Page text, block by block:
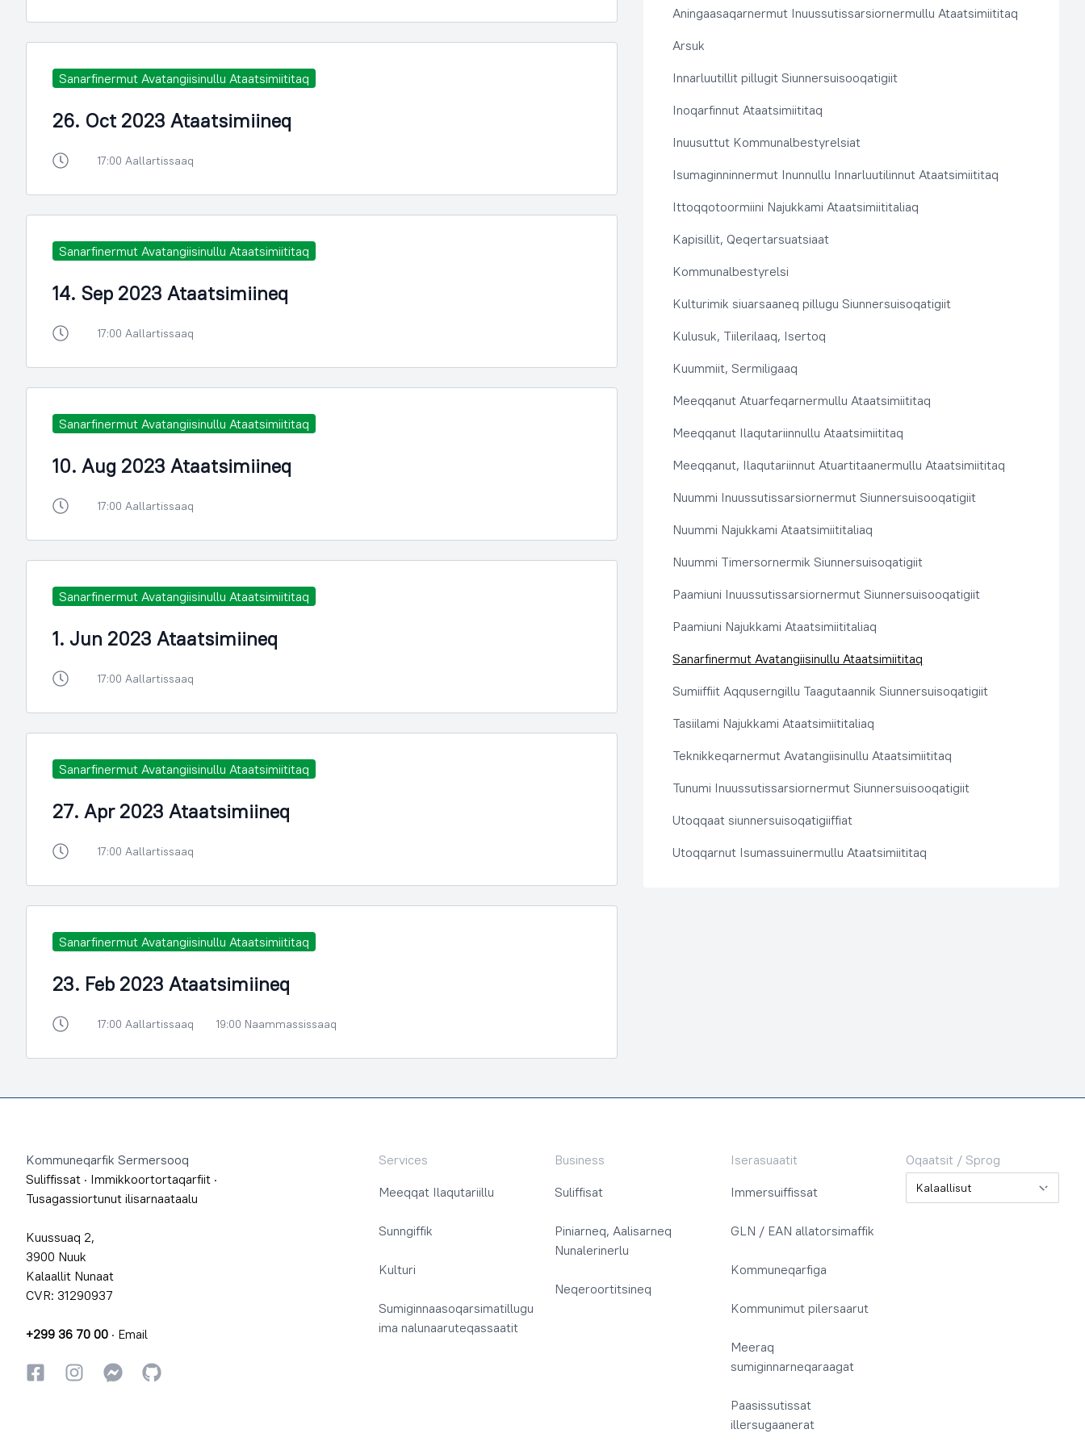
Sanarfinermut Avatangiisinullu Ataatsimiititaq
26. Oct 2023 Ataatsimiineq
17:00 Aallartissaaq
Sanarfinermut Avatangiisinullu Ataatsimiititaq
14. Sep 2023 Ataatsimiineq
17:00 Aallartissaaq
Sanarfinermut Avatangiisinullu Ataatsimiititaq
10. Aug 2023 Ataatsimiineq
17:00 Aallartissaaq
Sanarfinermut Avatangiisinullu Ataatsimiititaq
1. Jun 2023 Ataatsimiineq
17:00 Aallartissaaq
Sanarfinermut Avatangiisinullu Ataatsimiititaq
27. Apr 2023 Ataatsimiineq
17:00 Aallartissaaq
Sanarfinermut Avatangiisinullu Ataatsimiititaq
23. Feb 2023 Ataatsimiineq
17:00 Aallartissaaq 19:00 Naammassissaaq
Aningaasaqarnermut Inuussutissarsiornermullu Ataatsimiititaq
Arsuk
Innarluutillit pillugit Siunnersuisooqatigiit
Inoqarfinnut Ataatsimiititaq
Inuusuttut Kommunalbestyrelsiat
Isumaginninnermut Inunnullu Innarluutilinnut Ataatsimiititaq
Ittoqqotoormiini Najukkami Ataatsimiititaliaq
Kapisillit, Qeqertarsuatsiaat
Kommunalbestyrelsi
Kulturimik siuarsaaneq pillugu Siunnersuisoqatigiit
Kulusuk, Tiilerilaaq, Isertoq
Kuummiit, Sermiligaaq
Meeqqanut Atuarfeqarnermullu Ataatsimiititaq
Meeqqanut Ilaqutariinnullu Ataatsimiititaq
Meeqqanut, Ilaqutariinnut Atuartitaanermullu Ataatsimiititaq
Nuummi Inuussutissarsiornermut Siunnersuisooqatigiit
Nuummi Najukkami Ataatsimiititaliaq
Nuummi Timersornermik Siunnersuisoqatigiit
Paamiuni Inuussutissarsiornermut Siunnersuisooqatigiit
Paamiuni Najukkami Ataatsimiititaliaq
Sanarfinermut Avatangiisinullu Ataatsimiititaq
Sumiiffiit Aqquserngillu Taagutaannik Siunnersuisoqatigiit
Tasiilami Najukkami Ataatsimiititaliaq
Teknikkeqarnermut Avatangiisinullu Ataatsimiititaq
Tunumi Inuussutissarsiornermut Siunnersuisooqatigiit
Utoqqaat siunnersuisoqatigiiffiat
Utoqqarnut Isumassuinermullu Ataatsimiititaq
Kommuneqarfik Sermersooq
Suliffissat · Immikkoortortaqarfiit ·
Tusagassiortunut ilisarnaataalu
Kuussuaq 2,
3900 Nuuk
Kalaallit Nunaat
CVR: 31290937
+299 36 70 00 · Email
FacebookkiInstagrammiInstagrammi
GitHub
Services
Meeqqat Ilaqutariillu
Sunngiffik
Kulturi
Sumiginnaasoqarsimatillugu
ima nalunaaruteqassaatit
Business
Suliffisat
Piniarneq, Aalisarneq
Nunalerinerlu
Neqeroortitsineq
Iserasuaatit
Immersuiffissat
GLN / EAN allatorsimaffik
Kommuneqarfiga
Kommunimut pilersaarut
Meeraq
sumiginnarneqaraagat
Paasissutissat
illersugaanerat
Oqaatsit / Sprog
Oqaatsit / Sprog